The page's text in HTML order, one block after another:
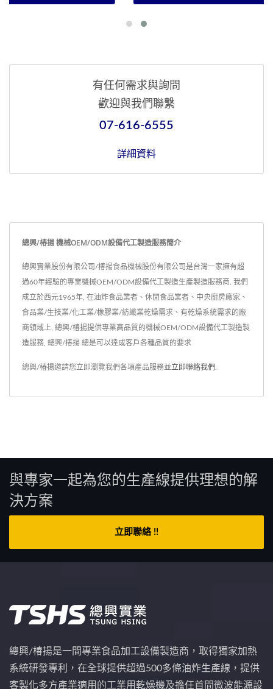
有任何需求與詢問
歡迎與我們聯繫
07-616-6555
詳細資料
總興/椿揚 機械OEM/ODM設備代工製造服務簡介
總興實業股份有限公司/椿揚食品機械股份有限公司是台灣一家擁有超
過60年經驗的專業機械OEM/ODM設備代工製造生產製造服務商. 我們
成立於西元1965年, 在油炸食品業者、休閒食品業者、中央廚房廠家、
食品業/生技業/化工業/橡膠業/紡織業乾燥需求、有乾燥系統需求的廠
商領域上, 總興/椿揚提供專業高品質的機械OEM/ODM設備代工製造製
造服務, 總興/椿揚 總是可以達成客戶各種品質的要求
總興/椿揚邀請您立即瀏覽我們各項產品服務並 立即聯絡我們
與專家一起為您的生產線提供理想的解
決方案
立即聯絡 !!
總興/椿揚是一間專業食品加工設備製造商，取得獨家加熱
系統研發專利，在全球提供超過500多條油炸生產線，提供
客製化多方產業適用的工業用乾燥機及擔任首間微波能源設